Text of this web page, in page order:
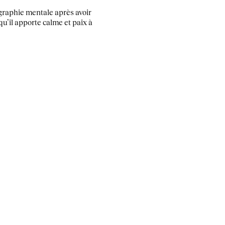
mentale après avoir
apporte calme et paix à